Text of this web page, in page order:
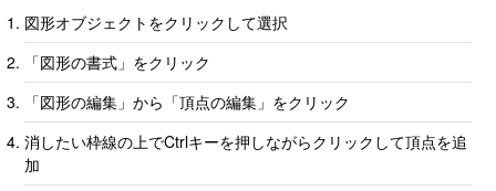
図形オブジェクトをクリックして選択
「図形の書式」をクリック
「図形の編集」から「頂点の編集」をクリック
消したい枠線の上でCtrlキーを押しながらクリックして頂点を追
加